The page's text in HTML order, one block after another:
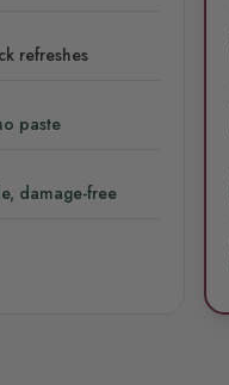
refreshes
paste
damage-free